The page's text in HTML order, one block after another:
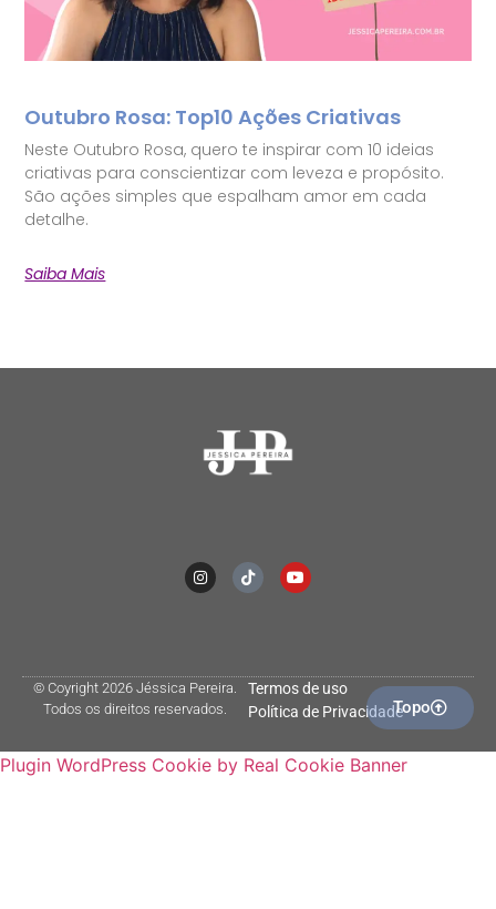
Outubro Rosa: Top10 Ações Criativas
Neste Outubro Rosa, quero te inspirar com 10 ideias
criativas para conscientizar com leveza e propósito.
São ações simples que espalham amor em cada
detalhe.
Saiba Mais
© Coyright 2026 Jéssica Pereira.
Todos os direitos reservados.
Termos de uso
Política de PrivacidadeTopo
Plugin WordPress Cookie by Real Cookie Banner